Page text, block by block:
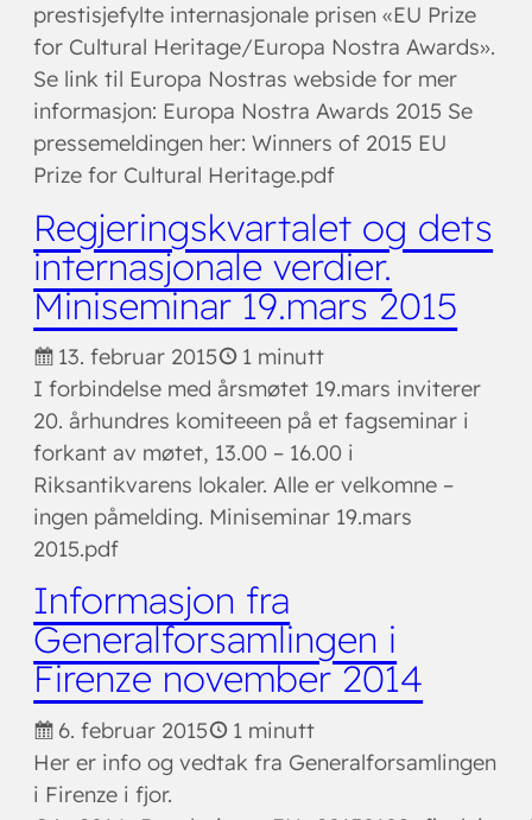
prestisjefylte internasjonale prisen «EU Prize
for Cultural Heritage/Europa Nostra Awards».
Se link til Europa Nostras webside for mer
informasjon: Europa Nostra Awards 2015 Se
pressemeldingen her: Winners of 2015 EU
Prize for Cultural Heritage.pdf
Regjeringskvartalet og dets
internasjonale verdier.
Miniseminar 19.mars 2015
13. februar 2015
1 minutt
I forbindelse med årsmøtet 19.mars inviterer
20. århundres komiteeen på et fagseminar i
forkant av møtet, 13.00 – 16.00 i
Riksantikvarens lokaler. Alle er velkomne –
ingen påmelding. Miniseminar 19.mars
2015.pdf
Informasjon fra
Generalforsamlingen i
Firenze november 2014
6. februar 2015
1 minutt
Her er info og vedtak fra Generalforsamlingen
i Firenze i fjor.